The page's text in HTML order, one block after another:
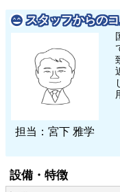
スタッフからの
担当：宮下 雅学
設備・特徴